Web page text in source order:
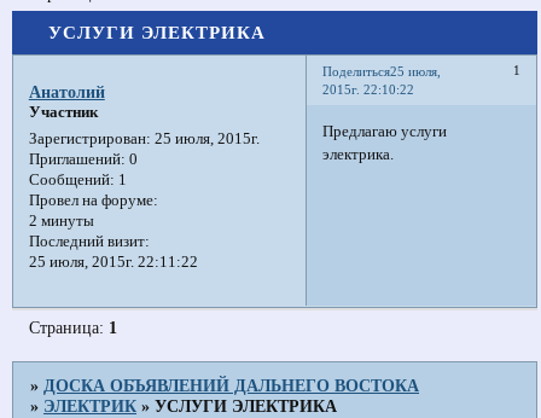
УСЛУГИ ЭЛЕКТРИКА
Поделиться 1
25 июля,
2015г. 22:10:22
Анатолий
Участник
Зарегистрирован: 25 июля, 2015г.
Приглашений: 0
Сообщений: 1
Провел на форуме:
2 минуты
Последний визит:
25 июля, 2015г. 22:11:22
Предлагаю услуги
электрика.
Страница: 1
»ДОСКА ОБЪЯВЛЕНИЙ ДАЛЬНЕГО ВОСТОКА
» ЭЛЕКТРИК »УСЛУГИ ЭЛЕКТРИКА